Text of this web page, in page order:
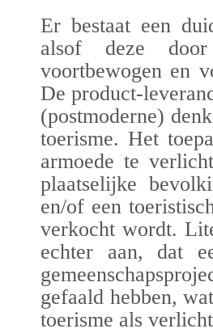
Er bestaat een
alsof deze
voortbewogen en
De product-
(postmoderne)
toerisme. Het
armoede te
plaatselijke
en/of een
verkocht wordt.
echter aan, dat
gefaald hebben,
toerisme als